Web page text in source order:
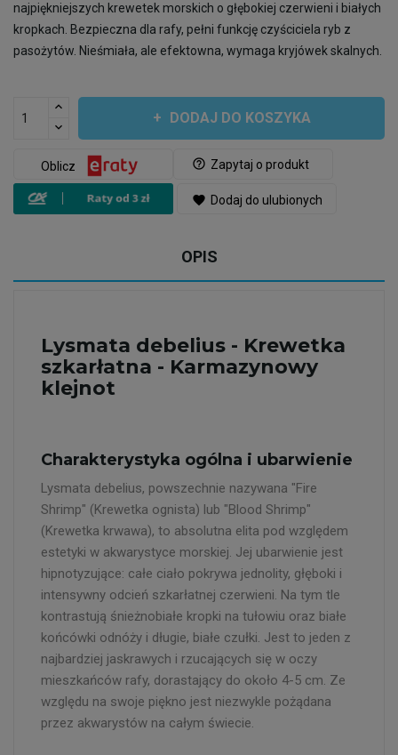
najpiękniejszych krewetek morskich o głębokiej czerwieni i białych
kropkach. Bezpieczna dla rafy, pełni funkcję czyściciela ryb z
pasożytów. Nieśmiała, ale efektowna, wymaga kryjówek skalnych.
DODAJ DO KOSZYKA
help_outline Zapytaj o produkt
Oblicz
favorite Dodaj do ulubionych
OPIS
Lysmata debelius - Krewetka
szkarłatna - Karmazynowy
klejnot
Charakterystyka ogólna i ubarwienie
Lysmata debelius, powszechnie nazywana "Fire
Shrimp" (Krewetka ognista) lub "Blood Shrimp"
(Krewetka krwawa), to absolutna elita pod względem
estetyki w akwarystyce morskiej. Jej ubarwienie jest
hipnotyzujące: całe ciało pokrywa jednolity, głęboki i
intensywny odcień szkarłatnej czerwieni. Na tym tle
kontrastują śnieżnobiałe kropki na tułowiu oraz białe
końcówki odnóży i długie, białe czułki. Jest to jeden z
najbardziej jaskrawych i rzucających się w oczy
mieszkańców rafy, dorastający do około 4-5 cm. Ze
względu na swoje piękno jest niezwykle pożądana
przez akwarystów na całym świecie.